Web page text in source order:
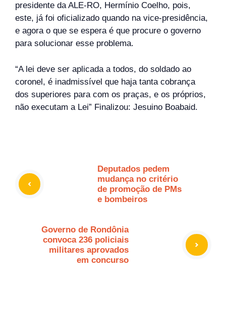
presidente da ALE-RO, Hermínio Coelho, pois,
este, já foi oficializado quando na vice-presidência,
e agora o que se espera é que procure o governo
para solucionar esse problema.
“A lei deve ser aplicada a todos, do soldado ao
coronel, é inadmissível que haja tanta cobrança
dos superiores para com os praças, e os próprios,
não executam a Lei” Finalizou: Jesuino Boabaid.
Deputados pedem
mudança no critério
de promoção de PMs
e bombeiros
Governo de Rondônia
convoca 236 policiais
militares aprovados
em concurso